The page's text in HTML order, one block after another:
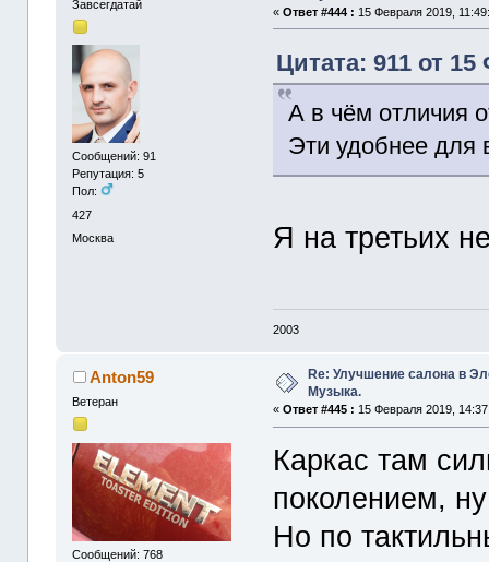
Завсегдатай
Сообщений: 91
Репутация: 5
Пол:
427
Москва
«Ответ #444 : 15 Февраля 2019,
Цитата: 911 от
А в чём отличия
Эти удобнее для
Я на третьих
2003
Anton59
Ветеран
Сообщений: 768
Re: Улучшение салона в
Музыка.
«Ответ #445 : 15 Февраля 2019,
Каркас там
поколением,
Но по